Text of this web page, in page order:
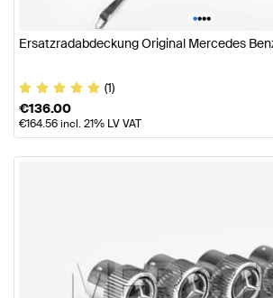
••••
Ersatzradabdeckung Original Mercedes
(1)
€136.00
€164.56incl. 21% LV VAT